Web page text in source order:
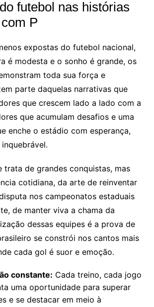
futebol nas histórias
P
expostas do futebol nacional,
é modesta e o sonho é grande, os
toda sua força e
parte daquelas narrativas que
que crescem lado a lado com a
que acumulam desafios e uma
enche o estádio com esperança,
trata de grandes conquistas, mas
cotidiana, da arte de reinventar
nos campeonatos estaduais
de manter viva a chama da
dessas equipes é a prova de
se constrói nos cantos mais
cada gol é suor e emoção.
constante: Cada treino, cada jogo
uma oportunidade para superar
e se destacar em meio à